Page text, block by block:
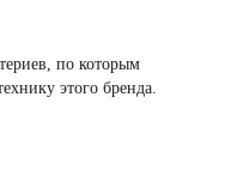
по которым
этого бренда.